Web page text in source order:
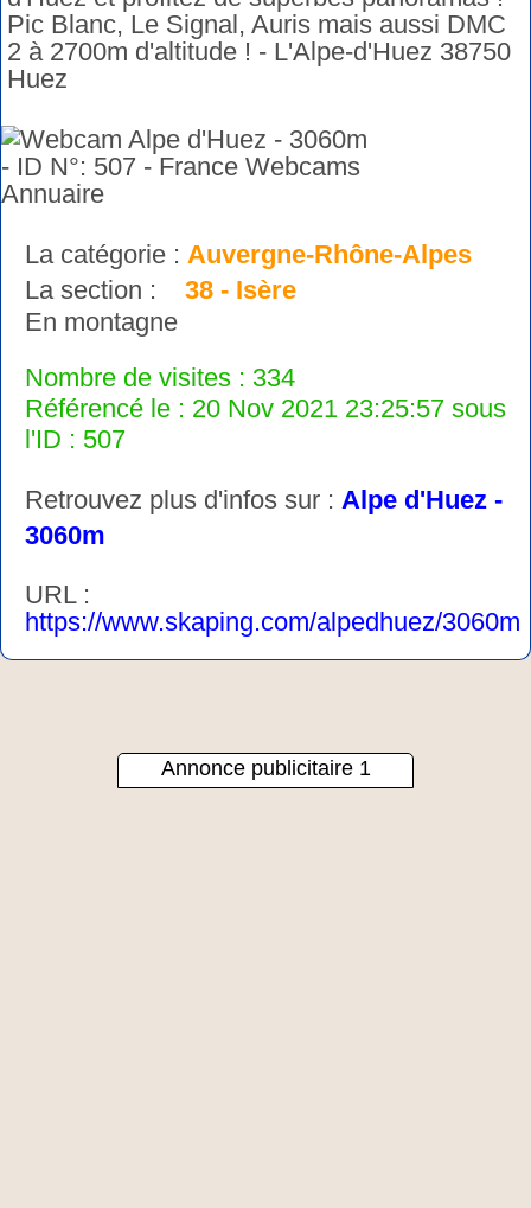
Pic Blanc, Le Signal, Auris mais aussi DMC
2 à 2700m d'altitude ! - L'Alpe-d'Huez 38750
Huez
La catégorie : Auvergne-Rhône-Alpes
La section : 38 - Isère
En montagne
Nombre de visites : 334
Référencé le : 20 Nov 2021 23:25:57 sous
l'ID : 507
Retrouvez plus d'infos sur : Alpe d'Huez -
3060m
URL :
https://www.skaping.com/alpedhuez/3060m
Annonce publicitaire 1